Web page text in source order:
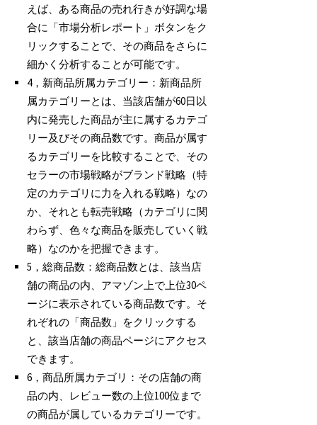
えば、ある商品の売れ行きが好調な場
合に「市場分析レポート」ボタンをク
リックすることで、その商品をさらに
細かく分析することが可能です。
4，新商品所属カテゴリー：新商品所
属カテゴリーとは、当該店舗が60日以
内に発売した商品が主に属するカテゴ
リー及びその商品数です。商品が属す
るカテゴリーを比較することで、その
セラーの市場戦略がブランド戦略（特
定のカテゴリに力を入れる戦略）なの
か、それとも転売戦略（カテゴリに関
わらず、色々な商品を販売していく戦
略）なのかを把握できます。
5，総商品数：総商品数とは、該当店
舗の商品の内、アマゾン上で上位30ペ
ージに表示されている商品数です。そ
れぞれの「商品数」をクリックする
と、該当店舗の商品ページにアクセス
できます。
6，商品所属カテゴリ：その店舗の商
品の内、レビュー数の上位100位まで
の商品が属しているカテゴリーです。